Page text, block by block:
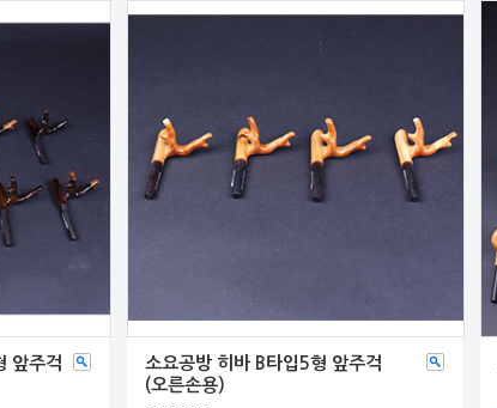
앞주걱
소요공방 히바 B타입5형 앞주걱
(오른손용)